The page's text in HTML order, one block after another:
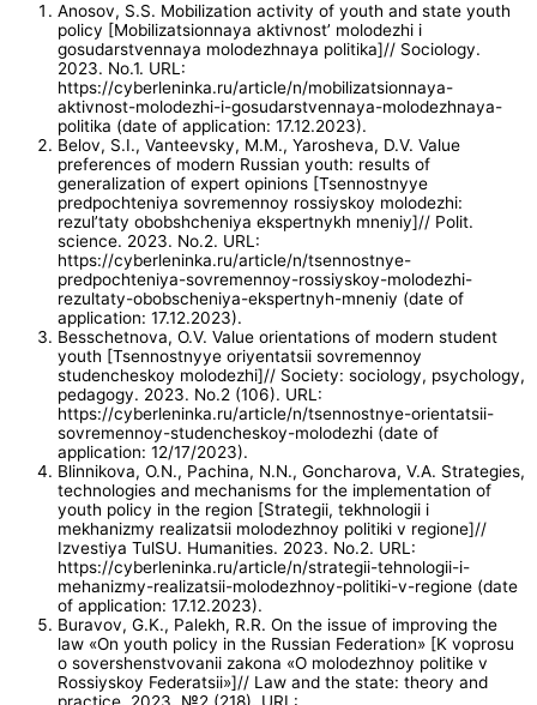
Anosov, S.S. Mobilization activity of youth and state youth
policy [Mobilizatsionnaya aktivnost’ molodezhi i
gosudarstvennaya molodezhnaya politika]// Sociology.
2023. No.1. URL:
https://cyberleninka.ru/article/n/mobilizatsionnaya-
aktivnost-molodezhi-i-gosudarstvennaya-molodezhnaya-
politika (date of application: 17.12.2023).
Belov, S.I., Vanteevsky, M.M., Yarosheva, D.V. Value
preferences of modern Russian youth: results of
generalization of expert opinions [Tsennostnyye
predpochteniya sovremennoy rossiyskoy molodezhi:
rezul’taty obobshcheniya ekspertnykh mneniy]// Polit.
science. 2023. No.2. URL:
https://cyberleninka.ru/article/n/tsennostnye-
predpochteniya-sovremennoy-rossiyskoy-molodezhi-
rezultaty-obobscheniya-ekspertnyh-mneniy (date of
application: 17.12.2023).
Besschetnova, O.V. Value orientations of modern student
youth [Tsennostnyye oriyentatsii sovremennoy
studencheskoy molodezhi]// Society: sociology, psychology,
pedagogy. 2023. No.2 (106). URL:
https://cyberleninka.ru/article/n/tsennostnye-orientatsii-
sovremennoy-studencheskoy-molodezhi (date of
application: 12/17/2023).
Blinnikova, O.N., Pachina, N.N., Goncharova, V.A. Strategies,
technologies and mechanisms for the implementation of
youth policy in the region [Strategii, tekhnologii i
mekhanizmy realizatsii molodezhnoy politiki v regione]//
Izvestiya TulSU. Humanities. 2023. No.2. URL:
https://cyberleninka.ru/article/n/strategii-tehnologii-i-
mehanizmy-realizatsii-molodezhnoy-politiki-v-regione (date
of application: 17.12.2023).
Buravov, G.K., Palekh, R.R. On the issue of improving the
law «On youth policy in the Russian Federation» [K voprosu
o sovershenstvovanii zakona «O molodezhnoy politike v
Rossiyskoy Federatsii»]// Law and the state: theory and